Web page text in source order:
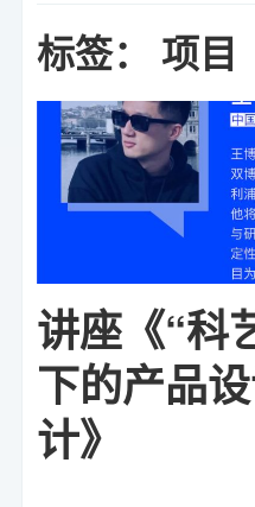
标签： 项目
讲座《“科
下的产品
计》